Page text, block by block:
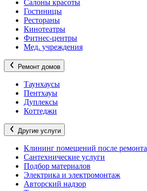
Салоны красоты
Гостиницы
Рестораны
Кинотеатры
Фитнес-центры
Мед. учреждения
Ремонт домов
Таунхаусы
Пентхауы
Дуплексы
Коттеджи
Другие услуги
Клининг помещений после ремонта
Сантехнические услуги
Подбор материалов
Электрика и электромонтаж
Авторский надзор